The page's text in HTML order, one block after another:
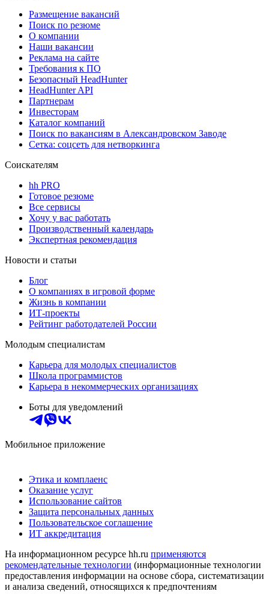
Размещение вакансий
Поиск по резюме
О компании
Наши вакансии
Реклама на сайте
Требования к ПО
Безопасный HeadHunter
HeadHunter API
Партнерам
Инвесторам
Каталог компаний
Поиск по вакансиям в Александровском Заводе
Сетка: соцсеть для нетворкинга
Соискателям
hh PRO
Готовое резюме
Все сервисы
Хочу у вас работать
Производственный календарь
Экспертная рекомендация
Новости и статьи
Блог
О компаниях в игровой форме
Жизнь в компании
ИТ-проекты
Рейтинг работодателей России
Молодым специалистам
Карьера для молодых специалистов
Школа программистов
Карьера в некоммерческих организациях
Боты для уведомлений
Мобильное приложение
Этика и комплаенс
Оказание услуг
Использование сайтов
Защита персональных данных
Пользовательское соглашение
ИТ аккредитация
На информационном ресурсе hh.ru применяются
рекомендательные технологии (информационные технологии
предоставления информации на основе сбора, систематизации
и анализа сведений, относящихся к предпочтениям